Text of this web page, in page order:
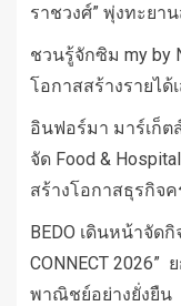
ราชวงศ์” พุ่งทะยา
ชวนรู้จักซิม my by
โอกาสสร้างรายได้
อินฟอร์มา มาร์เก็ต
จัด Food &
สร้างโอกาสธุรกิจค
BEDO เดินหน้าจัดกิ
CONNECT
พาณิชย์อย่างยั่งยืน